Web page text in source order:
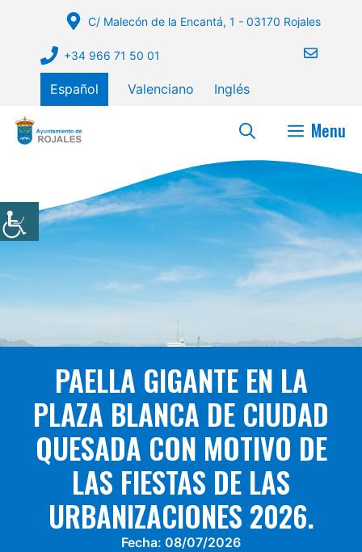
contenido
C/ Malecón de la Encantá, 1 - 03170 Rojales
+34 966 71 50 01
Español Valenciano Inglés
Menu
PAELLA GIGANTE EN LA
PLAZA BLANCA DE CIUDAD
QUESADA CON MOTIVO DE
LAS FIESTAS DE LAS
URBANIZACIONES 2026.
Fecha: 08/07/2026